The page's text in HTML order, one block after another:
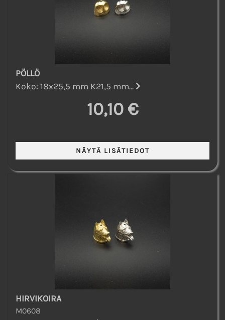
PÖLLÖ
Koko: 18x25,5 mm K21,5 mm...
10,10 €
HIRVIKOIRA
M0608